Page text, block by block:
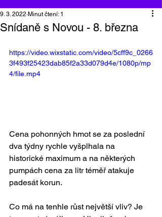
Snídaně s Novou - 8. března
9. 3. 2022 Minut čtení: 1
https://video.wixstatic.com/video/5cff9c_0266
3f493f25423dab85f2a33d079d4e/1080p/mp
4/file.mp4
Cena pohonných hmot se za poslední
dva týdny rychle vyšplhala na
historické maximum a na některých
pumpách cena za litr téměř atakuje
padesát korun.
Co má na tenhle růst největší vliv? Je